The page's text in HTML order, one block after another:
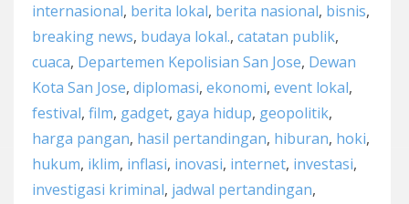
internasional, berita lokal, berita nasional, bisnis,
breaking news, budaya lokal., catatan publik,
cuaca, Departemen Kepolisian San Jose, Dewan
Kota San Jose, diplomasi, ekonomi, event lokal,
festival, film, gadget, gaya hidup, geopolitik,
harga pangan, hasil pertandingan, hiburan, hoki,
hukum, iklim, inflasi, inovasi, internet, investasi,
investigasi kriminal, jadwal pertandingan,